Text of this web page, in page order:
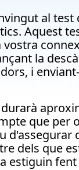
al test
Aquest
vostra
la
i
durarà
que per
d'assegurar
dels que
estiguin